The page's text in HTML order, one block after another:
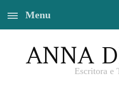
Menu
ANNA
Escritora e